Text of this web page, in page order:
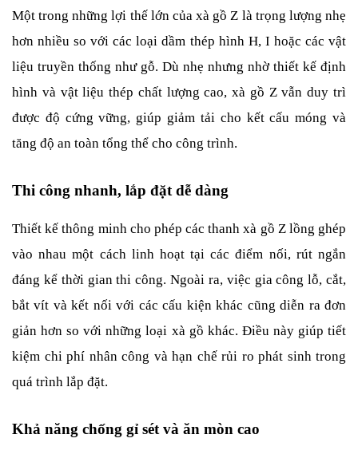
Một trong những lợi thế lớn của xà gồ Z là trọng lượng nhẹ
hơn nhiều so với các loại dầm thép hình H, I hoặc các vật
liệu truyền thống như gỗ. Dù nhẹ nhưng nhờ thiết kế định
hình và vật liệu thép chất lượng cao, xà gồ Z vẫn duy trì
được độ cứng vững, giúp giảm tải cho kết cấu móng và
tăng độ an toàn tổng thể cho công trình.
Thi công nhanh, lắp đặt dễ dàng
Thiết kế thông minh cho phép các thanh xà gồ Z lồng ghép
vào nhau một cách linh hoạt tại các điểm nối, rút ngắn
đáng kể thời gian thi công. Ngoài ra, việc gia công lỗ, cắt,
bắt vít và kết nối với các cấu kiện khác cũng diễn ra đơn
giản hơn so với những loại xà gồ khác. Điều này giúp tiết
kiệm chi phí nhân công và hạn chế rủi ro phát sinh trong
quá trình lắp đặt.
Khả năng chống gỉ sét và ăn mòn cao